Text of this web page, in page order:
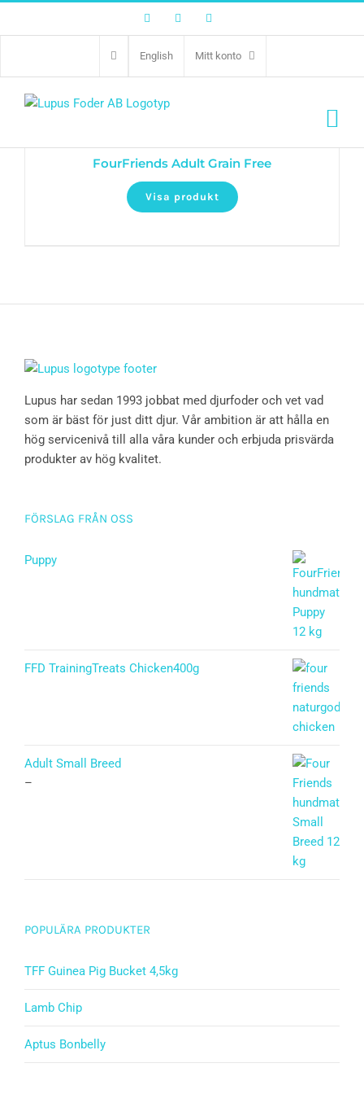
FacebookTwitter
English Mitt konto
FourFriends Adult Grain Free
Visa produkt
Lupus har sedan 1993 jobbat med djurfoder och vet vad
som är bäst för just ditt djur. Vår ambition är att hålla en
hög servicenivå till alla våra kunder och erbjuda prisvärda
produkter av hög kvalitet.
FÖRSLAG FRÅN OSS
Puppy
FFD TrainingTreats Chicken400g
Adult Small Breed
–
POPULÄRA PRODUKTER
TFF Guinea Pig Bucket 4,5kg
Lamb Chip
Aptus Bonbelly